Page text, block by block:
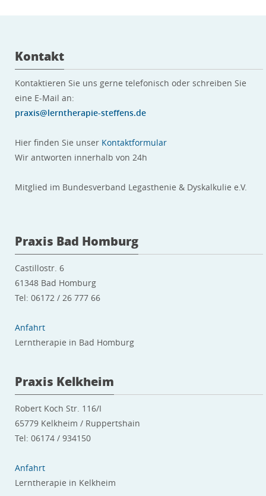
Kontakt
Kontaktieren Sie uns gerne telefonisch oder schreiben Sie
eine E-Mail an:
praxis@lerntherapie-steffens.de
Hier finden Sie unser Kontaktformular
Wir antworten innerhalb von 24h
Mitglied im Bundesverband Legasthenie & Dyskalkulie e.V.
Praxis Bad Homburg
Castillostr. 6
61348 Bad Homburg
Tel: 06172 / 26 777 66
Anfahrt
Lerntherapie in Bad Homburg
Praxis Kelkheim
Robert Koch Str. 116/I
65779 Kelkheim / Ruppertshain
Tel: 06174 / 934150
Anfahrt
Lerntherapie in Kelkheim